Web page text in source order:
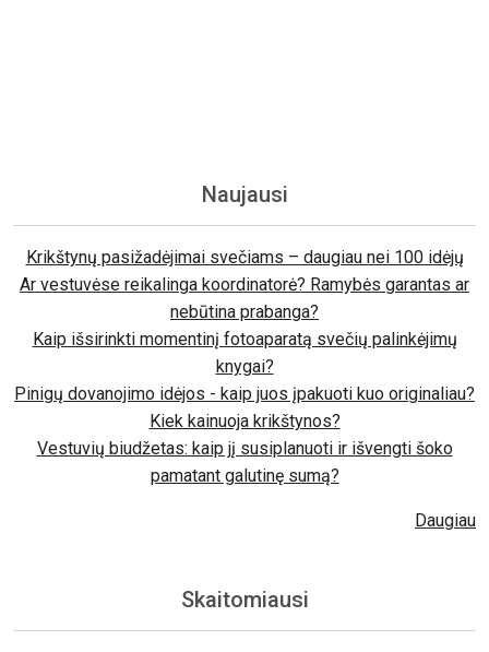
Naujausi
Krikštynų pasižadėjimai svečiams – daugiau nei 100 idėjų
Ar vestuvėse reikalinga koordinatorė? Ramybės garantas ar
nebūtina prabanga?
Kaip išsirinkti momentinį fotoaparatą svečių palinkėjimų
knygai?
Pinigų dovanojimo idėjos - kaip juos įpakuoti kuo originaliau?
Kiek kainuoja krikštynos?
Vestuvių biudžetas: kaip jį susiplanuoti ir išvengti šoko
pamatant galutinę sumą?
Daugiau
Skaitomiausi